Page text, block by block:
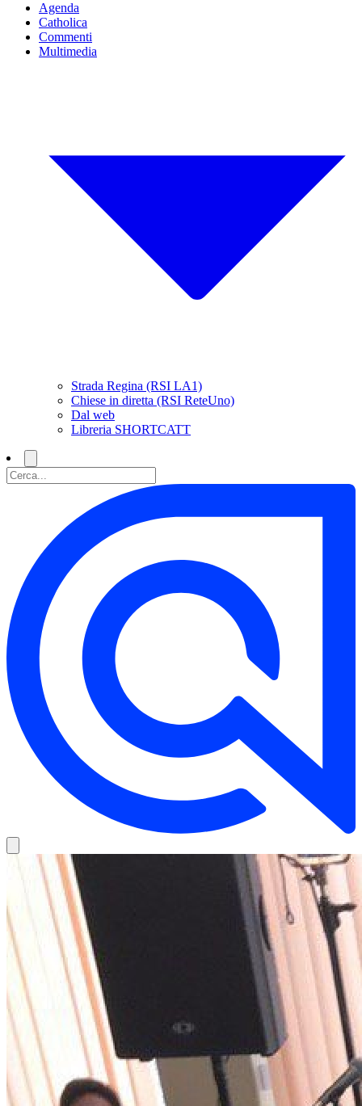
Agenda
Catholica
Commenti
Multimedia
Strada Regina (RSI LA1)
Chiese in diretta (RSI ReteUno)
Dal web
Libreria SHORTCATT